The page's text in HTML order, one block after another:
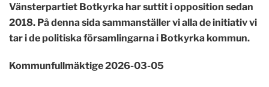
Vänsterpartiet Botkyrka har suttit i opposition sedan
2018. På denna sida sammanställer vi alla de initiativ vi
tar i de politiska församlingarna i Botkyrka kommun.
Kommunfullmäktige 2026-03-05